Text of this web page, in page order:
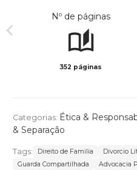
Nº de páginas
352 páginas
Categorias: Ética &
& Separação
Tags: Direito de Familia Divorcio
Guarda Compartilhada
Advocacia